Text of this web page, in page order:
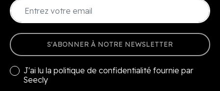
S'ABONNER À NOTRE NEWSLETTER
J'ai lu la politique de confidentialité fournie par
Seecly